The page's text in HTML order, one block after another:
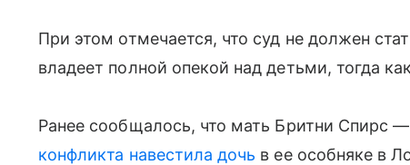
При этом отмечается, что суд не должен
владеет полной опекой над детьми, тогда
Ранее сообщалось, что мать Бритни Спирс
конфликта навестила дочь в ее особняке в